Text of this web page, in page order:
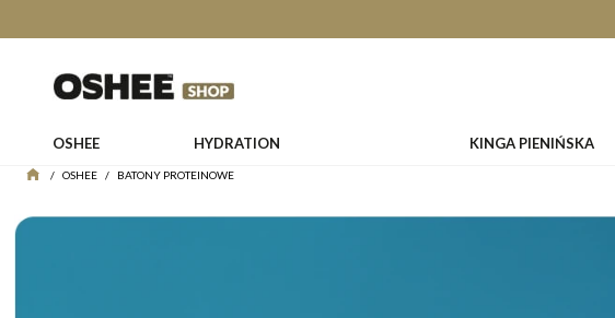
OSHEE HYDRATION KINGA PIENIŃSKA
/ OSHEE / BATONY PROTEINOWE